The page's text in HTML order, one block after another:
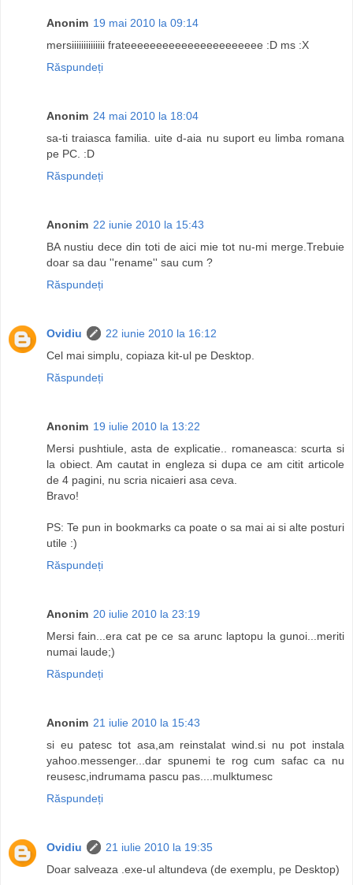
Anonim 19 mai 2010 la 09:14
mersiiiiiiiiiiiiii frateeeeeeeeeeeeeeeeeeeeee :D ms :X
Răspundeți
Anonim 24 mai 2010 la 18:04
sa-ti traiasca familia. uite d-aia nu suport eu limba romana
pe PC. :D
Răspundeți
Anonim 22 iunie 2010 la 15:43
BA nustiu dece din toti de aici mie tot nu-mi merge.Trebuie
doar sa dau ''rename'' sau cum ?
Răspundeți
Ovidiu
22 iunie 2010 la 16:12
Cel mai simplu, copiaza kit-ul pe Desktop.
Răspundeți
Anonim 19 iulie 2010 la 13:22
Mersi pushtiule, asta de explicatie.. romaneasca: scurta si
la obiect. Am cautat in engleza si dupa ce am citit articole
de 4 pagini, nu scria nicaieri asa ceva.
Bravo!
PS: Te pun in bookmarks ca poate o sa mai ai si alte posturi
utile :)
Răspundeți
Anonim 20 iulie 2010 la 23:19
Mersi fain...era cat pe ce sa arunc laptopu la gunoi...meriti
numai laude;)
Răspundeți
Anonim 21 iulie 2010 la 15:43
si eu patesc tot asa,am reinstalat wind.si nu pot instala
yahoo.messenger...dar spunemi te rog cum safac ca nu
reusesc,indrumama pascu pas....mulktumesc
Răspundeți
Ovidiu
21 iulie 2010 la 19:35
Doar salveaza .exe-ul altundeva (de exemplu, pe Desktop)